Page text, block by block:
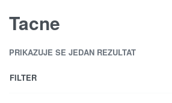
Tacne
PRIKAZUJE SE JEDAN REZULTAT
FILTER